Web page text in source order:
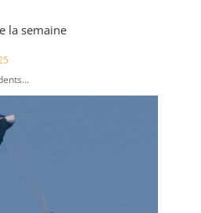
la semaine